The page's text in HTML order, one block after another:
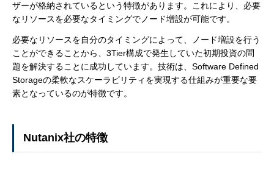
ザーが格納されているという特徴があります。これにより、必要
なリソースを必要なタイミングでノード増設が可能です。
必要なリソースを自分のタイミングによって、ノード増設を行う
ことができることから、3Tier構成で発生していた初期投資の問
題を解決することに成功しています。技術は、Software Defined
Storageの柔軟なスケーラビリティを実現する仕組みが重要な要
素となっているのが特徴です。
Nutanix社の特徴